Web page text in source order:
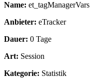
Name: et_tagManagerVars
Anbieter: eTracker
Dauer: 0 Tage
Art: Session
Kategorie: Statistik